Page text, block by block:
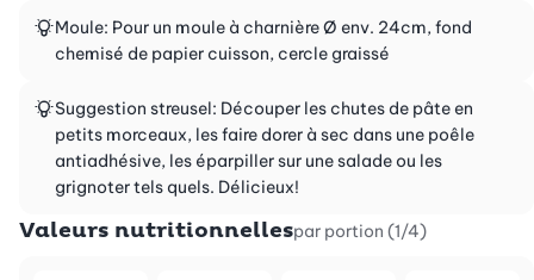
Moule: Pour un moule à charnière Ø env. 24cm, fond
chemisé de papier cuisson, cercle graissé
Suggestion streusel: Découper les chutes de pâte en
petits morceaux, les faire dorer à sec dans une poêle
antiadhésive, les éparpiller sur une salade ou les
grignoter tels quels. Délicieux!
Valeurs nutritionnellespar portion (1/4)